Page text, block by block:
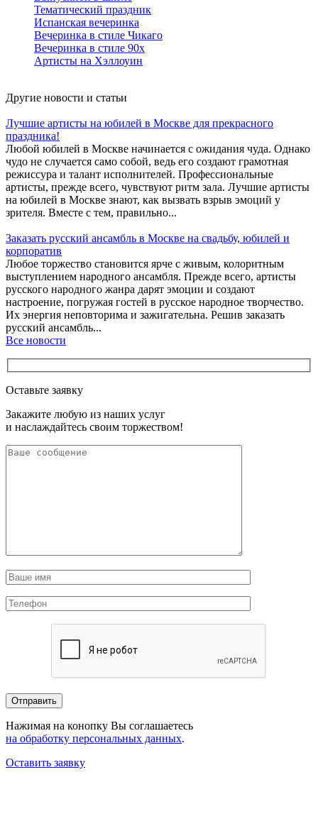
Тематический праздник
Испанская вечеринка
Вечеринка в стиле Чикаго
Вечеринка в стиле 90х
Артисты на Хэллоуин
Другие новости и статьи
Лучшие артисты на юбилей в Москве для прекрасного
праздника!
Любой юбилей в Москве начинается с ожидания чуда. Однако
чудо не случается само собой, ведь его создают грамотная
режиссура и талант исполнителей. Профессиональные
артисты, прежде всего, чувствуют ритм зала. Лучшие артисты
на юбилей в Москве знают, как вызвать взрыв эмоций у
зрителя. Вместе с тем, правильно...
Заказать русский ансамбль в Москве на свадьбу, юбилей и
корпоратив
Любое торжество становится ярче с живым, колоритным
выступлением народного ансамбля. Прежде всего, артисты
русского народного жанра дарят эмоции и создают
настроение, погружая гостей в русское народное творчество.
Их энергия неповторима и зажигательна. Решив заказать
русский ансамбль...
Все новости
Оставьте заявку
Закажите любую из наших услуг
и наслаждайтесь своим торжеством!
Нажимая на конопку Вы соглашаетесь
на обработку персональных данных.
Оставить заявку